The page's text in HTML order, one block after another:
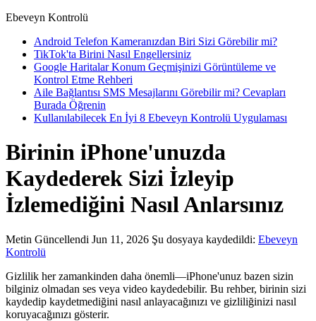
Ebeveyn Kontrolü
Android Telefon Kameranızdan Biri Sizi Görebilir mi?
TikTok'ta Birini Nasıl Engellersiniz
Google Haritalar Konum Geçmişinizi Görüntüleme ve
Kontrol Etme Rehberi
Aile Bağlantısı SMS Mesajlarını Görebilir mi? Cevapları
Burada Öğrenin
Kullanılabilecek En İyi 8 Ebeveyn Kontrolü Uygulaması
Birinin iPhone'unuzda
Kaydederek Sizi İzleyip
İzlemediğini Nasıl Anlarsınız
Metin Güncellendi Jun 11, 2026 Şu dosyaya kaydedildi: Ebeveyn
Kontrolü
Gizlilik her zamankinden daha önemli—iPhone'unuz bazen sizin
bilginiz olmadan ses veya video kaydedebilir. Bu rehber, birinin sizi
kaydedip kaydetmediğini nasıl anlayacağınızı ve gizliliğinizi nasıl
koruyacağınızı gösterir.